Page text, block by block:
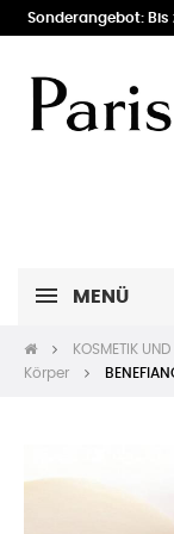
Sonderangebot:
MENÜ
KOSMETIK
Körper